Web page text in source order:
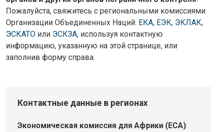
Пожалуйста, свяжитесь с региональными комиссиями
Организации Объединенных Наций: ЕКА, ЕЭК, ЭКЛАК,
ЭСКАТО или ЭСКЗА, используя контактную
информацию, указанную на этой странице, или
заполнив форму справа.
Контактные данные в регионах
Экономическая комиссия для Африки (ECA):